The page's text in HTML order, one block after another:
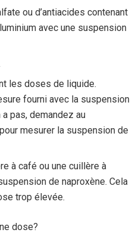
ou d’antiacides contenant
avec une suspension
les doses de liquide.
fourni avec la suspension
a pas, demandez au
mesurer la suspension de
à café ou une cuillère à
de naproxène. Cela
trop élevée.
dose?